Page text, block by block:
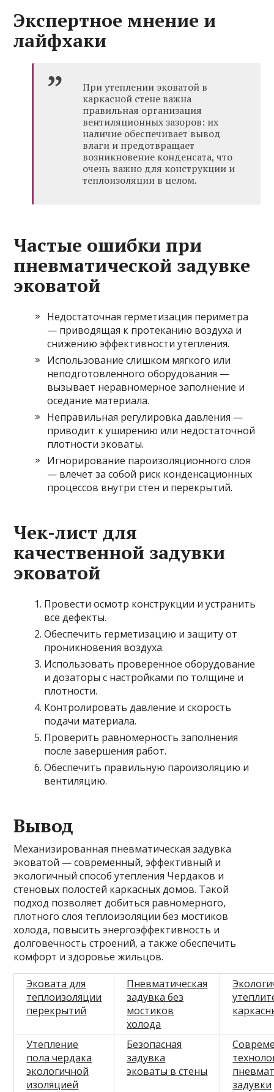
Экспертное мнение и
лайфхаки
При утеплении эковатой в
каркасной стене важна
правильная организация
вентиляционных зазоров: их
наличие обеспечивает вывод
влаги и предотвращает
возникновение конденсата, что
очень важно для конструкции и
теплоизоляции в целом.
Частые ошибки при
пневматической задувке
эковатой
Недостаточная герметизация периметра
— приводящая к протеканию воздуха и
снижению эффективности утепления.
Использование слишком мягкого или
неподготовленного оборудования —
вызывает неравномерное заполнение и
оседание материала.
Неправильная регулировка давления —
приводит к уширению или недостаточной
плотности эковаты.
Игнорирование пароизоляционного слоя
— влечет за собой риск конденсационных
процессов внутри стен и перекрытий.
Чек-лист для
качественной задувки
эковатой
Провести осмотр конструкции и устранить
все дефекты.
Обеспечить герметизацию и защиту от
проникновения воздуха.
Использовать проверенное оборудование
и дозаторы с настройками по толщине и
плотности.
Контролировать давление и скорость
подачи материала.
Проверить равномерность заполнения
после завершения работ.
Обеспечить правильную пароизоляцию и
вентиляцию.
Вывод
Механизированная пневматическая задувка
эковатой — современный, эффективный и
экологичный способ утепления Чердаков и
стеновых полостей каркасных домов. Такой
подход позволяет добиться равномерного,
плотного слоя теплоизоляции без мостиков
холода, повысить энергоэффективность и
долговечность строений, а также обеспечить
комфорт и здоровье жильцов.
Эковата для
теплоизоляции
перекрытий
Пневматическая
задувка без
мостиков
холода
Утепление
пола чердака
экологичной
изоляцией
Безопасная
задувка
эковаты в стены
задувки